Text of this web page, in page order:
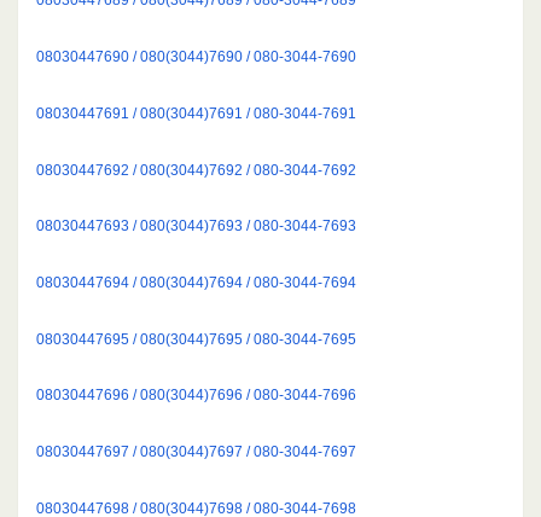
08030447690 / 080(3044)7690 / 080-3044-7690
08030447691 / 080(3044)7691 / 080-3044-7691
08030447692 / 080(3044)7692 / 080-3044-7692
08030447693 / 080(3044)7693 / 080-3044-7693
08030447694 / 080(3044)7694 / 080-3044-7694
08030447695 / 080(3044)7695 / 080-3044-7695
08030447696 / 080(3044)7696 / 080-3044-7696
08030447697 / 080(3044)7697 / 080-3044-7697
08030447698 / 080(3044)7698 / 080-3044-7698